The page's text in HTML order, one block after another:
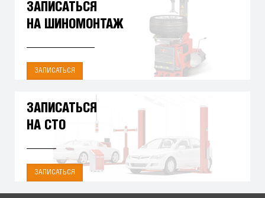
ЗАПИСАТЬСЯ
НА ШИНОМОНТАЖ
ЗАПИСАТЬСЯ
ЗАПИСАТЬСЯ
НА СТО
ЗАПИСАТЬСЯ